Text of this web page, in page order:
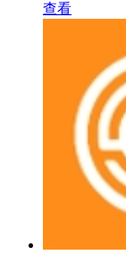
查看